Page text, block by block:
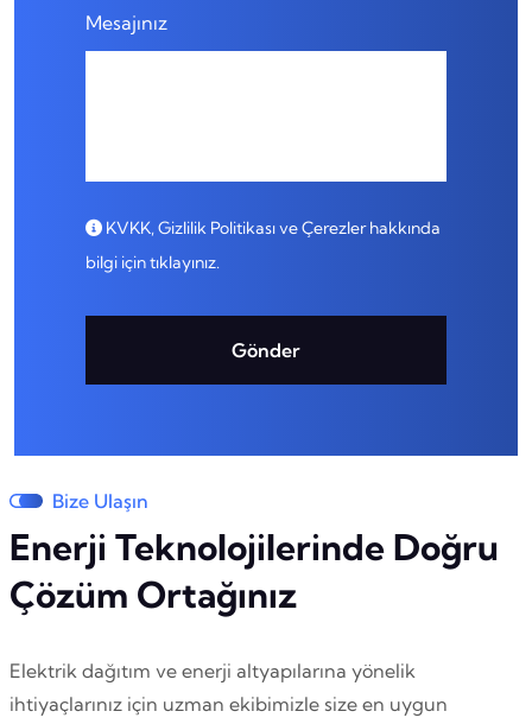
Mesajınız
KVKK, Gizlilik Politikası ve Çerezler hakkında
bilgi için tıklayınız.
Gönder
Bize Ulaşın
Enerji Teknolojilerinde Doğru
Çözüm Ortağınız
Elektrik dağıtım ve enerji altyapılarına yönelik
ihtiyaçlarınız için uzman ekibimizle size en uygun